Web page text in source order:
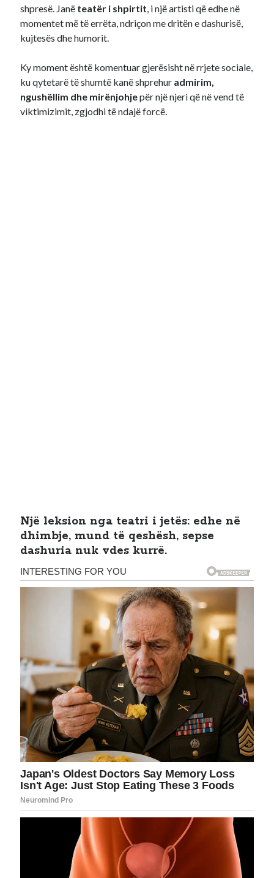
shpresë. Janë teatër i shpirtit, i një artisti që edhe në
momentet më të errëta, ndriçon me dritën e dashurisë,
kujtesës dhe humorit.
Ky moment është komentuar gjerësisht në rrjete sociale,
ku qytetarë të shumtë kanë shprehur admirim,
ngushëllim dhe mirënjohjepër një njeri që në vend të
viktimizimit, zgjodhi të ndajë forcë.
Një leksion nga teatri i jetës: edhe në
dhimbje, mund të qeshësh, sepse
dashuria nuk vdes kurrë.